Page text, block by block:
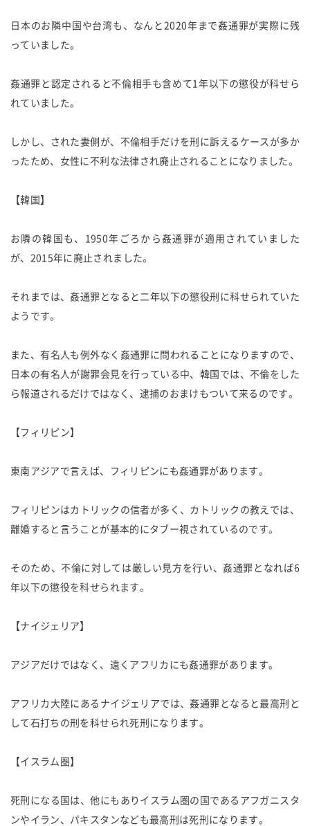
日本のお隣中国や台湾も、なんと2020年まで姦通罪が実際に残
っていました。
姦通罪と認定されると不倫相手も含めて1年以下の懲役が科せら
れていました。
しかし、された妻側が、不倫相手だけを刑に訴えるケースが多か
ったため、女性に不利な法律され廃止されることになりました。
【韓国】
お隣の韓国も、1950年ごろから姦通罪が適用されていました
が、2015年に廃止されました。
それまでは、姦通罪となると二年以下の懲役刑に科せられていた
ようです。
また、有名人も例外なく姦通罪に問われることになりますので、
日本の有名人が謝罪会見を行っている中、韓国では、不倫をした
ら報道されるだけではなく、逮捕のおまけもついて来るのです。
【フィリピン】
東南アジアで言えば、フィリピンにも姦通罪があります。
フィリピンはカトリックの信者が多く、カトリックの教えでは、
離婚すると言うことが基本的にタブー視されているのです。
そのため、不倫に対しては厳しい見方を行い、姦通罪となれば6
年以下の懲役を科せられます。
【ナイジェリア】
アジアだけではなく、遠くアフリカにも姦通罪があります。
アフリカ大陸にあるナイジェリアでは、姦通罪となると最高刑と
して石打ちの刑を科せられ死刑になります。
【イスラム圏】
死刑になる国は、他にもありイスラム圏の国であるアフガニスタ
ンやイラン、パキスタンなども最高刑は死刑になります。